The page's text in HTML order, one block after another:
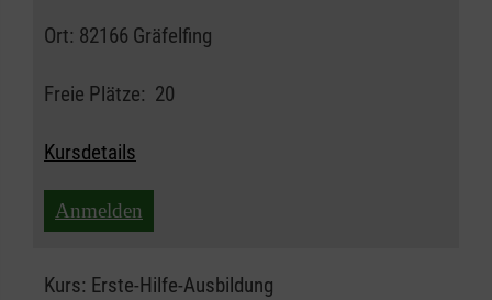
Ort: 82166 Gräfelfing
Freie Plätze: 20
Kursdetails
Anmelden
Kurs: Erste-Hilfe-Ausbildung